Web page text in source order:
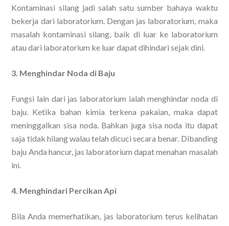
Kontaminasi silang jadi salah satu sumber bahaya waktu
bekerja dari laboratorium. Dengan jas laboratorium, maka
masalah kontaminasi silang, baik di luar ke laboratorium
atau dari laboratorium ke luar dapat dihindari sejak dini.
3. Menghindar Noda di Baju
Fungsi lain dari jas laboratorium ialah menghindar noda di
baju. Ketika bahan kimia terkena pakaian, maka dapat
meninggalkan sisa noda. Bahkan juga sisa noda itu dapat
saja tidak hilang walau telah dicuci secara benar. Dibanding
baju Anda hancur, jas laboratorium dapat menahan masalah
ini.
4. Menghindari Percikan Api
Bila Anda memerhatikan, jas laboratorium terus kelihatan